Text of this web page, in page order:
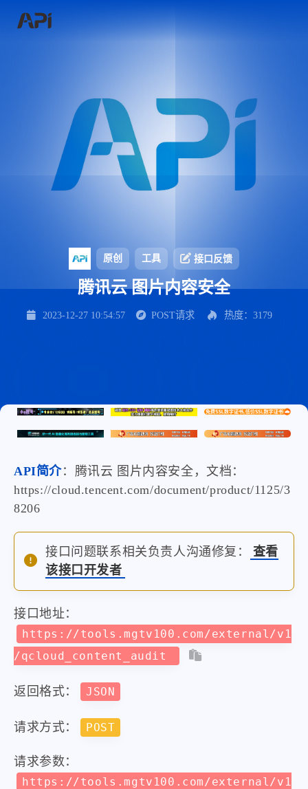
原创 工具 接口反馈
腾讯云 图片内容安全
2023-12-27 10:54:57 POST请求 热度：3179
API简介：腾讯云 图片内容安全，文档：
https://cloud.tencent.com/document/product/1125/3
8206
接口问题联系相关负责人沟通修复：
查看
该接口开发者
接口地址：
https://tools.mgtv100.com/external/v1
/qcloud_content_audit
返回格式： JSON
请求方式： POST
请求参数：
https://tools.mgtv100.com/external/v1